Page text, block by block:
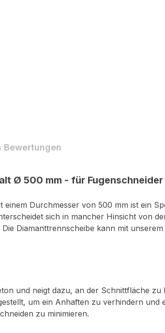
Bewertungen
Ø 500 mm - für
einem Durchmesser von 500 mm ist ein
sich in mancher Hinsicht von
Diamanttrennscheibe kann mit
und neigt dazu, an der Schnittfläche
um ein Anhaften zu verhindern
zu minimieren.